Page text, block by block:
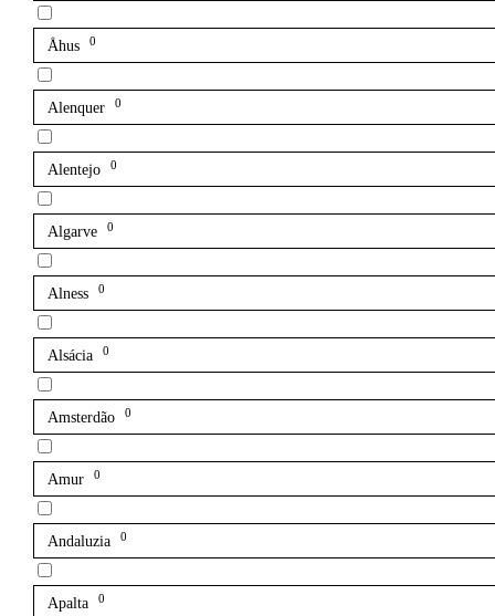
Åhus 0
Alenquer 0
Alentejo 0
Algarve 0
Alness 0
Alsácia 0
Amsterdão 0
Amur 0
Andaluzia 0
Apalta 0